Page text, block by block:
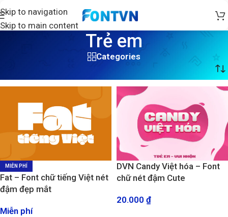
Skip to navigation
Skip to main content
Trẻ em
Categories
Trang 4
MIỄN PHÍ
Fat – Font chữ tiếng Việt nét
đậm đẹp mắt
Miễn phí
DVN Candy Việt hóa – Font
chữ nét đậm Cute
20.000 ₫